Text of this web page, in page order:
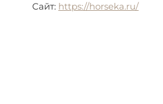
Сайт: https://horseka.ru/